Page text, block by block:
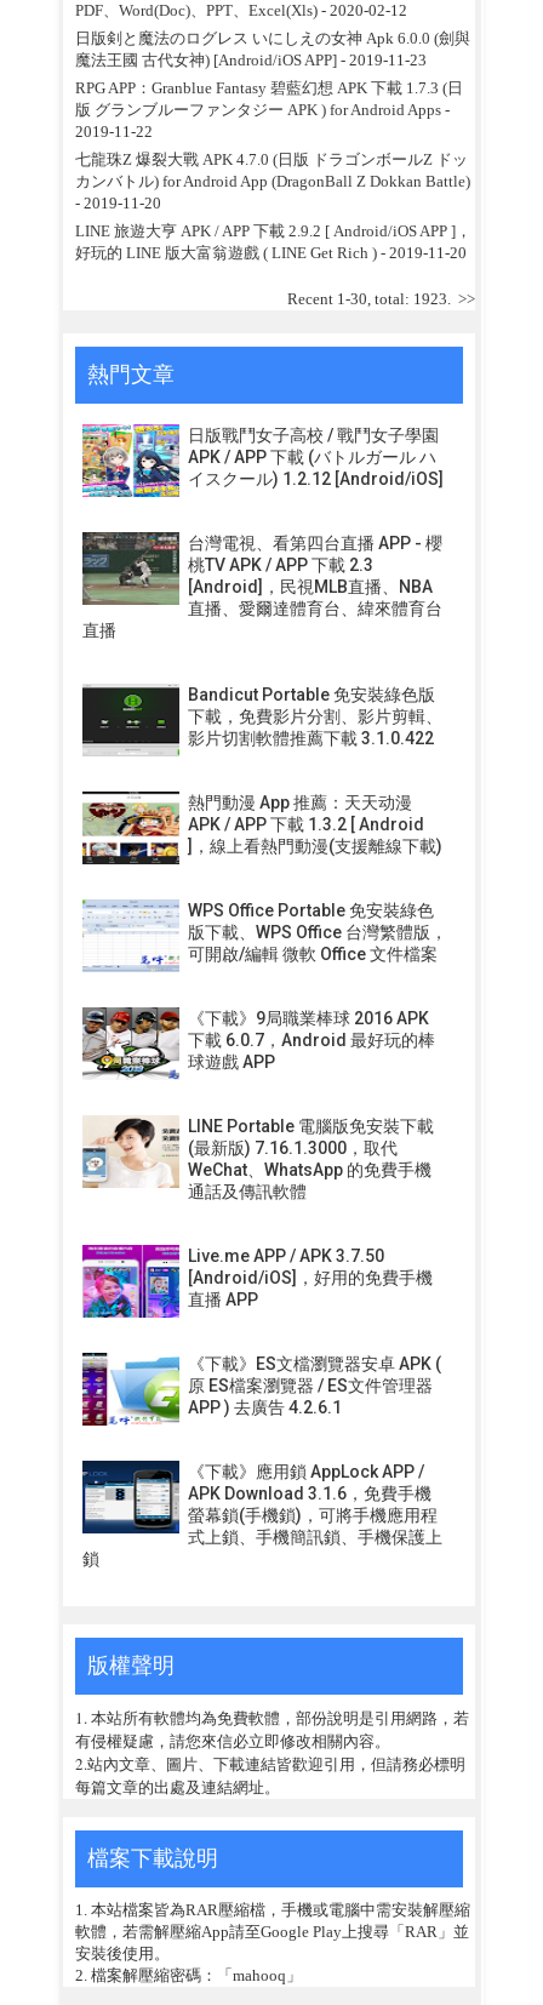
PDF、Word(Doc)、PPT、Excel(Xls)- 2020-02-12
日版剣と魔法のログレス いにしえの女神 Apk 6.0.0 (劍與
魔法王國 古代女神) [Android/iOS APP]- 2019-11-23
RPG APP：Granblue Fantasy 碧藍幻想 APK 下載 1.7.3 (日
版 グランブルーファンタジー APK ) for Android Apps -
2019-11-22
七龍珠Z 爆裂大戰 APK 4.7.0 (日版 ドラゴンボールZ ドッ
カンバトル) for Android App (DragonBall Z Dokkan Battle)
- 2019-11-20
LINE 旅遊大亨 APK / APP 下載 2.9.2 [ Android/iOS APP ]，
好玩的 LINE 版大富翁遊戲 ( LINE Get Rich )- 2019-11-20
Recent 1-30, total: 1923. >>
熱門文章
日版戰鬥女子高校 / 戰鬥女子學園
APK / APP 下載 (バトルガール ハ
イスクール) 1.2.12 [Android/iOS]
台灣電視、看第四台直播 APP - 櫻
桃TV APK / APP 下載 2.3
[Android]，民視MLB直播、NBA
直播、愛爾達體育台、緯來體育台
直播
Bandicut Portable 免安裝綠色版
下載，免費影片分割、影片剪輯、
影片切割軟體推薦下載 3.1.0.422
熱門動漫 App 推薦：天天动漫
APK / APP 下載 1.3.2 [ Android
]，線上看熱門動漫(支援離線下載)
WPS Office Portable 免安裝綠色
版下載、WPS Office 台灣繁體版，
可開啟/編輯 微軟 Office 文件檔案
《下載》9局職業棒球 2016 APK
下載 6.0.7，Android 最好玩的棒
球遊戲 APP
LINE Portable 電腦版免安裝下載
(最新版) 7.16.1.3000，取代
WeChat、WhatsApp 的免費手機
通話及傳訊軟體
Live.me APP / APK 3.7.50
[Android/iOS]，好用的免費手機
直播 APP
《下載》ES文檔瀏覽器安卓 APK (
原 ES檔案瀏覽器 / ES文件管理器
APP ) 去廣告 4.2.6.1
《下載》應用鎖 AppLock APP /
APK Download 3.1.6，免費手機
螢幕鎖(手機鎖)，可將手機應用程
式上鎖、手機簡訊鎖、手機保護上
鎖
版權聲明
1. 本站所有軟體均為免費軟體，部份說明是引用網路，若
有侵權疑慮，請您來信必立即修改相關內容。
2.站內文章、圖片、下載連結皆歡迎引用，但請務必標明
每篇文章的出處及連結網址。
檔案下載說明
1. 本站檔案皆為RAR壓縮檔，手機或電腦中需安裝解壓縮
軟體，若需解壓縮App請至Google Play上搜尋「RAR」並
安裝後使用。
2. 檔案解壓縮密碼：「mahooq」